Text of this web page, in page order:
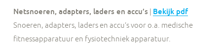
Netsnoeren, adapters, laders en accu’s| Bekijk pdf
Snoeren, adapters, laders en accu’s voor o.a. medische
fitnessapparatuur en fysiotechniek apparatuur.